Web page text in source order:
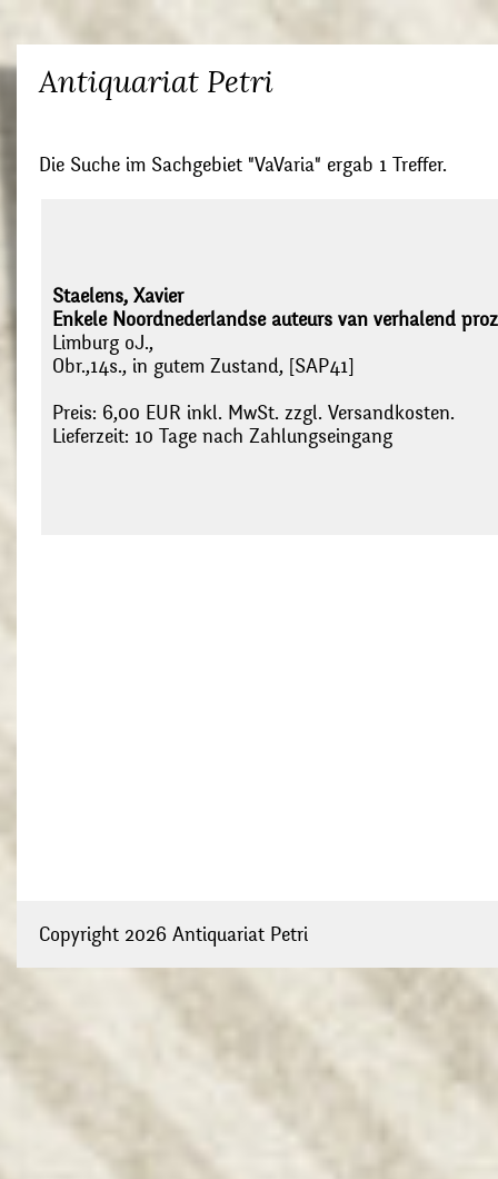
Antiquariat Petri
Die Suche im Sachgebiet "VaVaria" ergab 1 Treffer.
Staelens, Xavier
Enkele Noordnederlandse auteurs van verhalend
Limburg oJ.,
Obr.,14s., in gutem Zustand, [SAP41]
Preis: 6,00 EUR inkl. MwSt. zzgl. Versandkosten.
Lieferzeit: 10 Tage nach Zahlungseingang
Copyright 2026 Antiquariat Petri